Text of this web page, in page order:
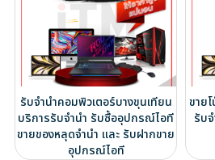
รับจำนำคอมพิวเตอร์บางขุนเทียน
บริการรับจำนำ รับซื้ออุปกรณ์ไอที
ขายของหลุดจำนำ และ รับฝากขาย
อุปกรณ์ไอที
ขาย
รับ